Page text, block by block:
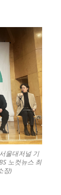
울대저널 기
노컷뉴스 최
장)